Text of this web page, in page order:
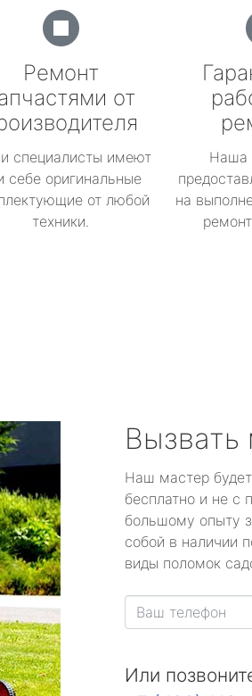
Ремонт
от
специалисты имеют
себе оригинальные
от любой
техники.
Наша
на
Вызвать
Наш мастер
бесплатно и не с
большому опыту
собой в наличии
виды поломок
Или